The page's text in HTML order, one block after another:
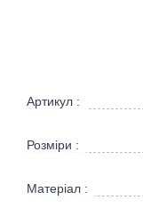
Артикул :
Розміри :
Матеріал :